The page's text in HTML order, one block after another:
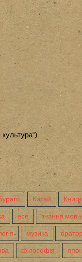
Китай
есе знання мови
музика
філософія